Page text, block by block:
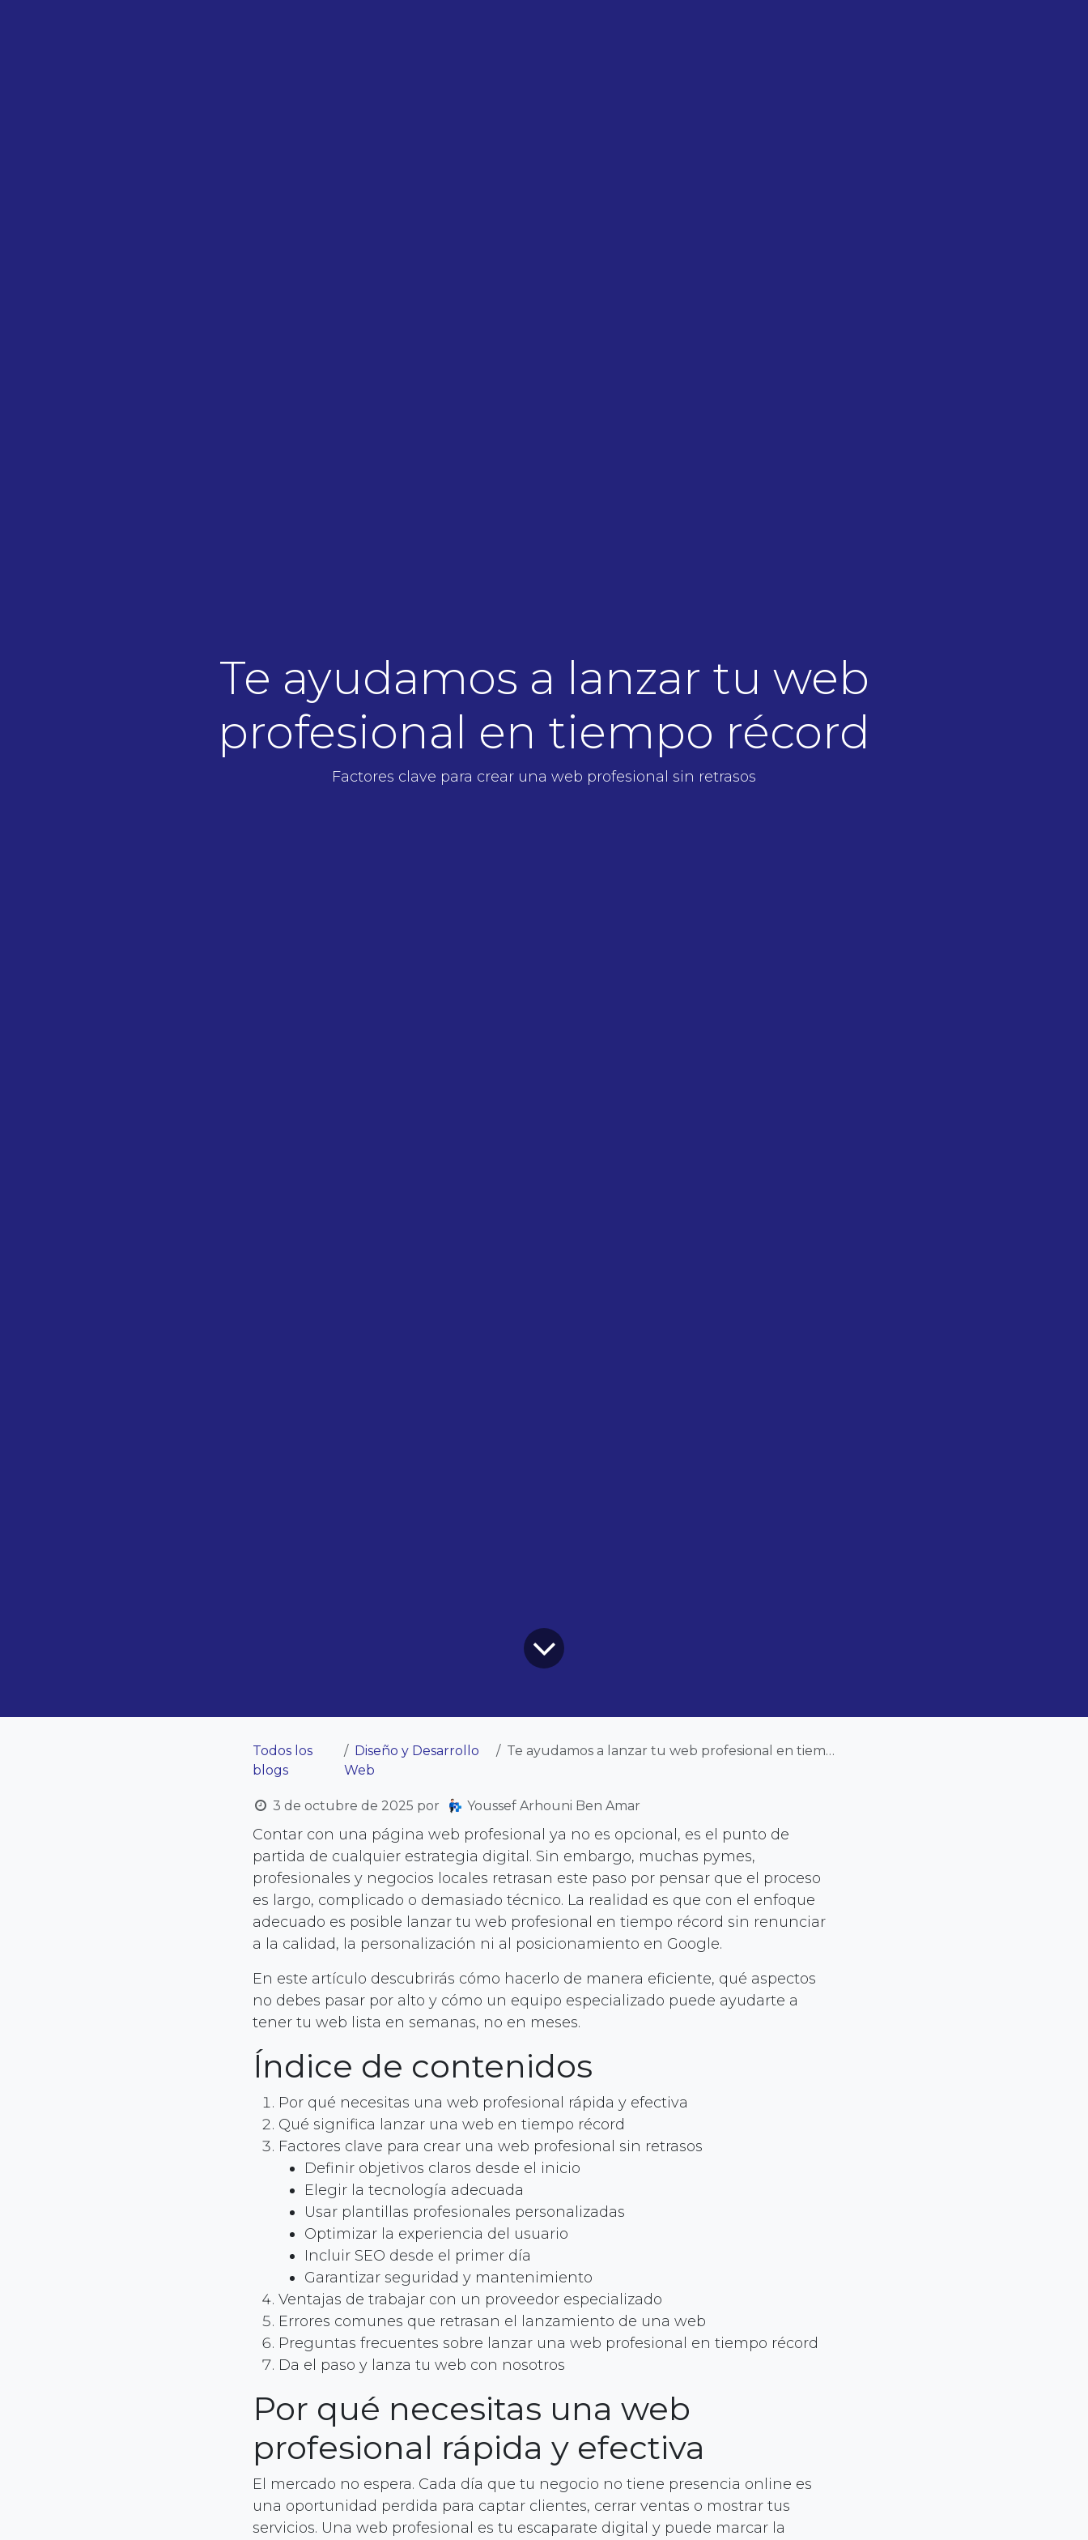
Te ayudamos a lanzar tu web
profesional en tiempo récord
Factores clave para crear una web profesional sin retrasos
Todos los
blogs
Diseño y Desarrollo
Web
Te ayudamos a lanzar tu web profesional en tiempo récord
3 de octubre de 2025 por Youssef Arhouni Ben Amar
Contar con una página web profesional ya no es opcional, es el punto de
partida de cualquier estrategia digital. Sin embargo, muchas pymes,
profesionales y negocios locales retrasan este paso por pensar que el proceso
es largo, complicado o demasiado técnico. La realidad es que con el enfoque
adecuado es posible lanzar tu web profesional en tiempo récord sin renunciar
a la calidad, la personalización ni al posicionamiento en Google.
En este artículo descubrirás cómo hacerlo de manera eficiente, qué aspectos
no debes pasar por alto y cómo un equipo especializado puede ayudarte a
tener tu web lista en semanas, no en meses.
Índice de contenidos
Por qué necesitas una web profesional rápida y efectiva
Qué significa lanzar una web en tiempo récord
Factores clave para crear una web profesional sin retrasos
Definir objetivos claros desde el inicio
Elegir la tecnología adecuada
Usar plantillas profesionales personalizadas
Optimizar la experiencia del usuario
Incluir SEO desde el primer día
Garantizar seguridad y mantenimiento
Ventajas de trabajar con un proveedor especializado
Errores comunes que retrasan el lanzamiento de una web
Preguntas frecuentes sobre lanzar una web profesional en tiempo récord
Da el paso y lanza tu web con nosotros
Por qué necesitas una web
profesional rápida y efectiva
El mercado no espera. Cada día que tu negocio no tiene presencia online es
una oportunidad perdida para captar clientes, cerrar ventas o mostrar tus
servicios. Una web profesional es tu escaparate digital y puede marcar la